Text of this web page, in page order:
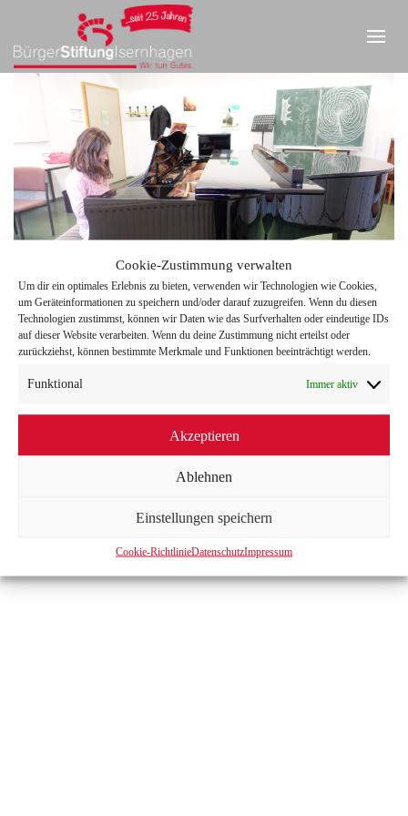
Cookie-Zustimmung verwalten
Um dir ein optimales Erlebnis zu bieten, verwenden wir Technologien wie Cookies,
um Geräteinformationen zu speichern und/oder darauf zuzugreifen. Wenn du diesen
Technologien zustimmst, können wir Daten wie das Surfverhalten oder eindeutige IDs
auf dieser Website verarbeiten. Wenn du deine Zustimmung nicht erteilst oder
zurückziehst, können bestimmte Merkmale und Funktionen beeinträchtigt werden.
Funktional Immer aktiv
Akzeptieren
Ablehnen
Einstellungen speichern
Cookie-RichtlinieDatenschutzImpressum
IMPRESSUM|DATENSCHUTZ|KONTAKT